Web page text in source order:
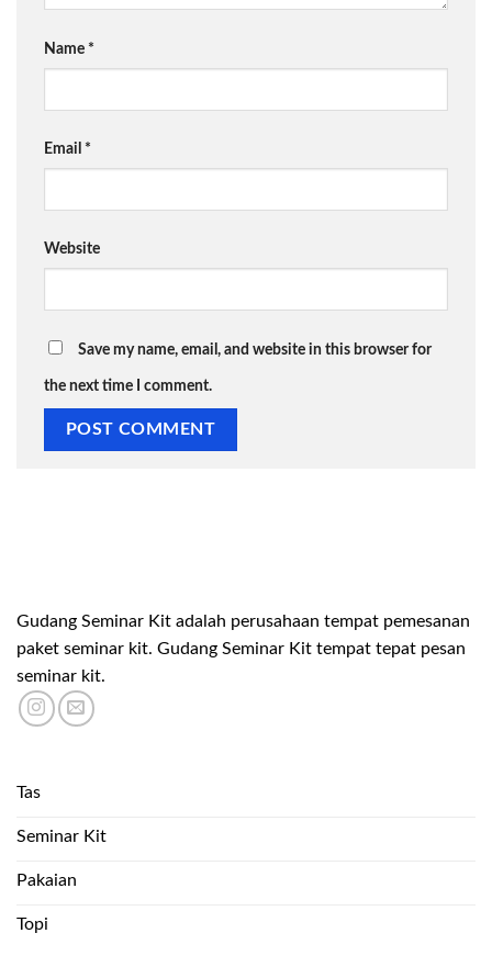
Name *
Email *
Website
Save my name, email, and website in this browser for
the next time I comment.
Gudang Seminar Kit adalah perusahaan tempat pemesanan
paket seminar kit. Gudang Seminar Kit tempat tepat pesan
seminar kit.
Tas
Seminar Kit
Pakaian
Topi